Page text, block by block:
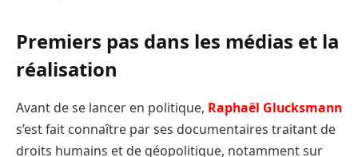
Premiers pas dans les médias et la
réalisation
Avant de se lancer en politique, Raphaël Glucksmann
s’est fait connaître par ses documentaires traitant de
droits humains et de géopolitique, notamment sur